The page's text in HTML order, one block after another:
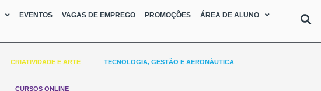
EVENTOS VAGAS DE EMPREGO PROMOÇÕES
ÁREA DE ALUNO
CRIATIVIDADE E ARTE TECNOLOGIA, GESTÃO E AERONÁUTICA
CURSOS ONLINE